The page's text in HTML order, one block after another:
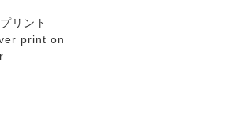
リント
print on